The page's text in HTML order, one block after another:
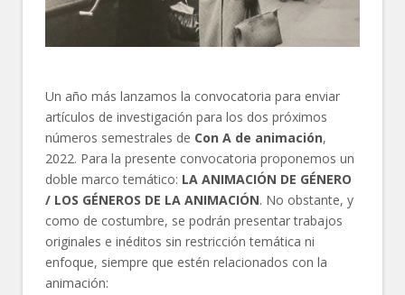
Un año más lanzamos la convocatoria para enviar
artículos de investigación para los dos próximos
números semestrales de Con A de animación,
2022. Para la presente convocatoria proponemos un
doble marco temático: LA ANIMACIÓN DE GÉNERO
/ LOS GÉNEROS DE LA ANIMACIÓN. No obstante, y
como de costumbre, se podrán presentar trabajos
originales e inéditos sin restricción temática ni
enfoque, siempre que estén relacionados con la
animación: